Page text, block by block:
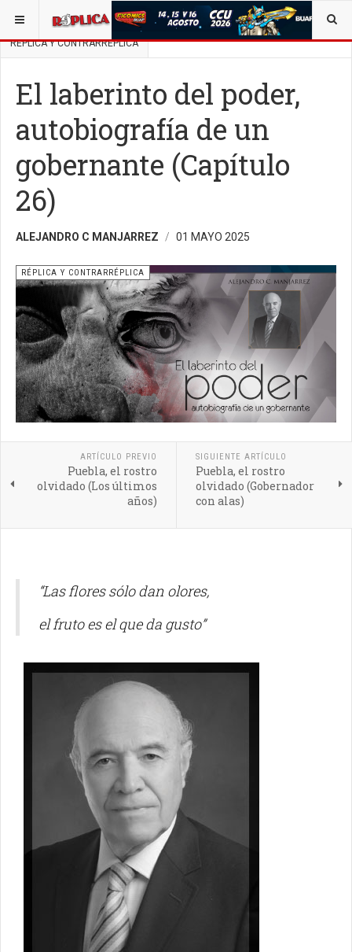
ESTÁ AQUÍ: BUSCAR UN ARTÍCULO EN POLÍTICA
RÉPLICA Y CONTRARRÉPLICA
El laberinto del poder,
autobiografía de un
gobernante (Capítulo
26)
ALEJANDRO C MANJARREZ 01 MAYO 2025
RÉPLICA Y CONTRARRÉPLICA
ARTÍCULO PREVIO
Puebla, el rostro
olvidado (Los últimos
años)
SIGUIENTE ARTÍCULO
Puebla, el rostro
olvidado (Gobernador
con alas)
“Las flores sólo dan olores,
el fruto es el que da gusto”